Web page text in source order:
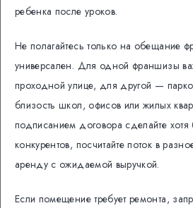
ребенка после уроков.
Не полагайтесь только на обещание
универсален. Для одной франшизы
проходной улице, для другой —
близость школ, офисов или жилых
подписанием договора сделайте хотя
конкурентов, посчитайте поток в
аренду с ожидаемой выручкой.
Если помещение требует ремонта,